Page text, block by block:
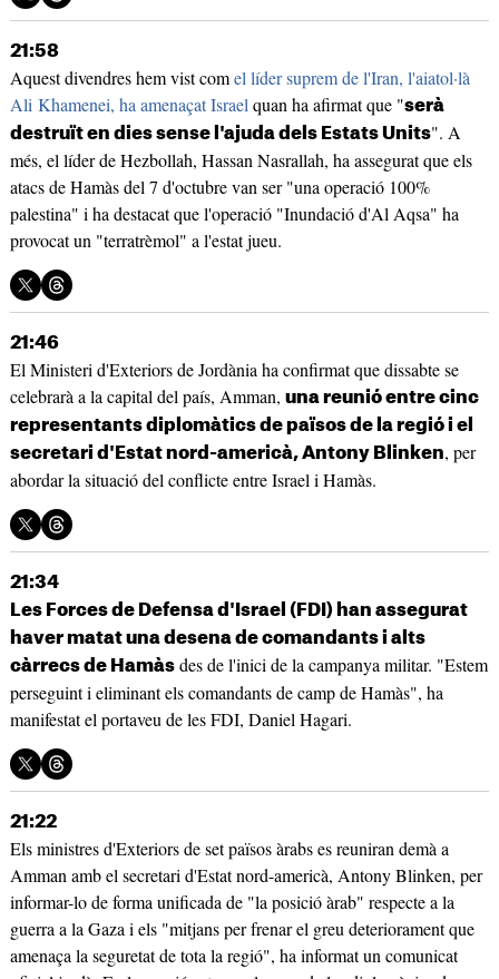
21:58
Aquest divendres hem vist comel líder suprem de l'Iran, l'aiatol·là
Ali Khamenei, ha amenaçat Israelquan ha afirmat que "serà
destruït en dies sense l'ajuda dels Estats Units". A
més, el líder de Hezbollah, Hassan Nasrallah, ha assegurat que els
atacs de Hamàs del 7 d'octubre van ser "una operació 100%
palestina" i ha destacat que l'operació "Inundació d'Al Aqsa" ha
provocat un "terratrèmol" a l'estat jueu.
21:46
El Ministeri d'Exteriors de Jordània ha confirmat que dissabte se
celebrarà a la capital del país, Amman, una reunió entre cinc
representants diplomàtics de països de la regió i el
secretari d'Estat nord-americà, Antony Blinken, per
abordar la situació del conflicte entre Israel i Hamàs.
21:34
Les Forces de Defensa d'Israel (FDI) han assegurat
haver matat una desena de comandants i alts
càrrecs de Hamàsdes de l'inici de la campanya militar. "Estem
perseguint i eliminant els comandants de camp de Hamàs", ha
manifestat el portaveu de les FDI, Daniel Hagari.
21:22
Els ministres d'Exteriors de set països àrabs es reuniran demà a
Amman amb el secretari d'Estat nord-americà, Antony Blinken, per
informar-lo de forma unificada de "la posició àrab" respecte a la
guerra a la Gaza i els "mitjans per frenar el greu deteriorament que
amenaça la seguretat de tota la regió", ha informat un comunicat